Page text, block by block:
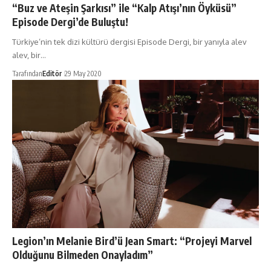
“Buz ve Ateşin Şarkısı” ile “Kalp Atışı’nın Öyküsü”
Episode Dergi’de Buluştu!
Türkiye’nin tek dizi kültürü dergisi Episode Dergi, bir yanıyla alev
alev, bir…
TarafındanEditör 29 May 2020
Legion’ın Melanie Bird’ü Jean Smart: “Projeyi Marvel
Olduğunu Bilmeden Onayladım”